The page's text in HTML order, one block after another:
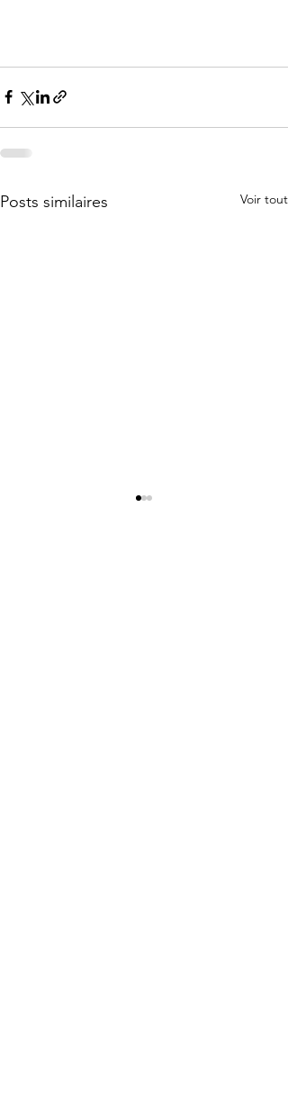
Posts similaires Voir tout